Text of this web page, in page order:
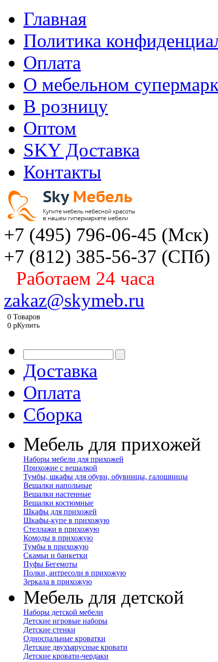
Главная
Политика
Оплата
О мебельном
В розницу
Оптом
SKY Доставка
Контакты
+7 (495) 796-06-45 (Мск)
+7 (812) 385-56-37 (СПб)
Работаем 24 часа
zakaz@skymeb.ru
0 Товаров
0 pКупить
Доставка
Оплата
Сборка
Мебель для прихожей
Наборы мебели для прихожей
Прихожие с вешалкой
Тумбы, шкафы для обуви, обувницы, галошницы
Вешалки напольные
Вешалки настенные
Вешалки костюмные
Шкафы для прихожей
Шкафы-купе в прихожую
Стеллажи в прихожую
Комоды в прихожую
Тумбы в прихожую
Скамьи и банкетки
Пуфы Бегемоты
Полки, антресоли в прихожую
Зеркала в прихожую
Мебель для детской
Наборы детской мебели
Детские игровые наборы
Детские стенки
Односпальные кроватки
Детские двухъярусные кровати
Детские кровати-чердаки